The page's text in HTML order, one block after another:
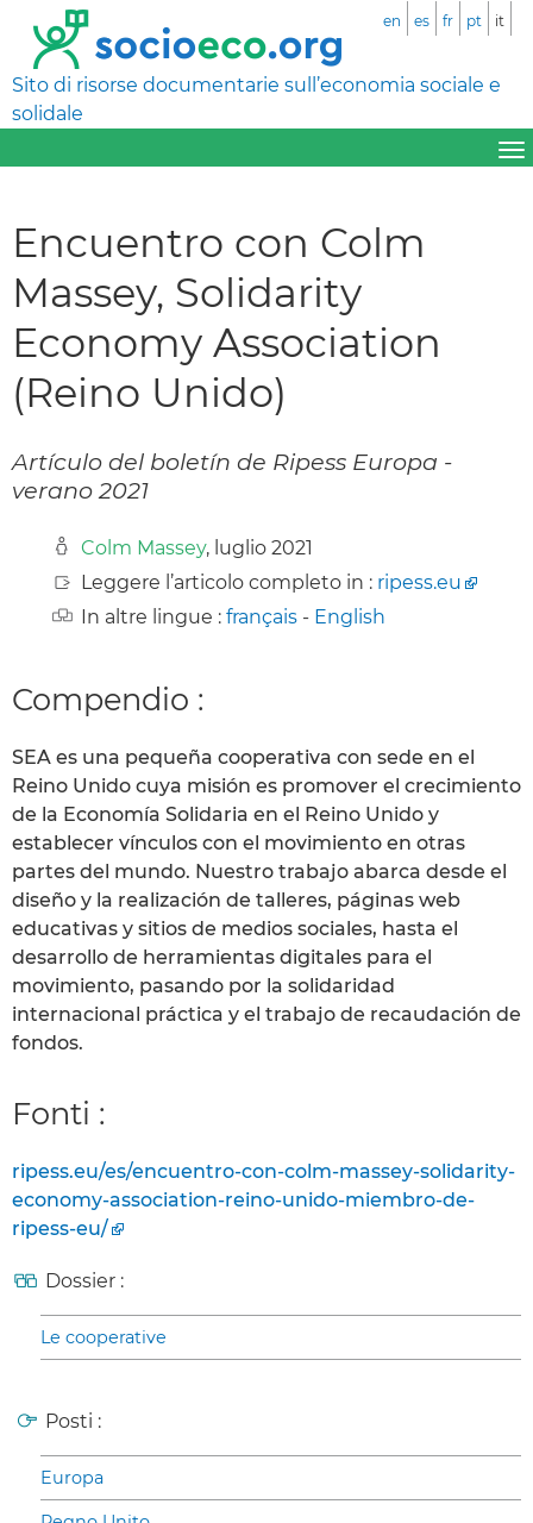
Sito di risorse documentarie sull’economia sociale e
solidale
en es fr pt it
Encuentro con Colm
Massey, Solidarity
Economy Association
(Reino Unido)
Artículo del boletín de Ripess Europa -
verano 2021
Colm Massey, luglio 2021
Leggere l’articolo completo in : ripess.eu
In altre lingue : français - English
Compendio :
SEA es una pequeña cooperativa con sede en el
Reino Unido cuya misión es promover el crecimiento
de la Economía Solidaria en el Reino Unido y
establecer vínculos con el movimiento en otras
partes del mundo. Nuestro trabajo abarca desde el
diseño y la realización de talleres, páginas web
educativas y sitios de medios sociales, hasta el
desarrollo de herramientas digitales para el
movimiento, pasando por la solidaridad
internacional práctica y el trabajo de recaudación de
fondos.
Fonti :
ripess.eu/es/encuentro-con-colm-massey-solidarity-
economy-association-reino-unido-miembro-de-
ripess-eu/
Dossier :
Le cooperative
Posti :
Europa